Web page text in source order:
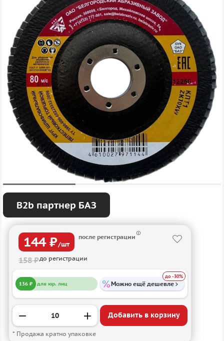
B2b партнер БАЗ
144 ₽/шт
после регистрации
158 ₽до регистрации
136 ₽ для юр. лиц Можно ещё дешевле
до -30%
Добавить в корзину
* Продажа кратно упаковке